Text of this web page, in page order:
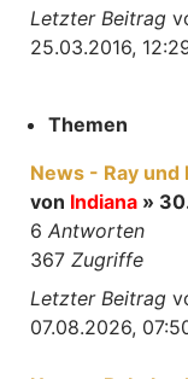
Letzter Beitrag
25.03.2016,
Themen
News - Ray
von Indiana »
6 Antworten
367 Zugriffe
Letzter Beitrag
07.08.2026,